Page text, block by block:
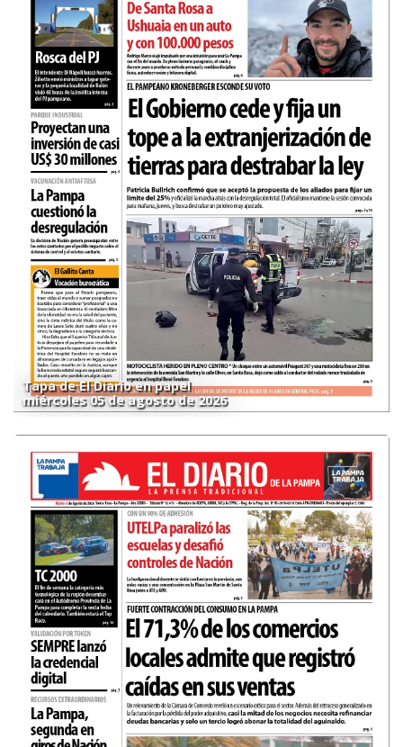
Tapa de El Diario en papel
miércoles 05 de agosto de 2026